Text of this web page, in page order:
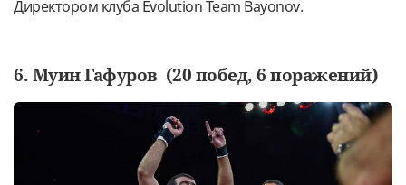
Директором клуба Evolution Team Bayonov.
6. Муин Гафуров (20 побед, 6 поражений)